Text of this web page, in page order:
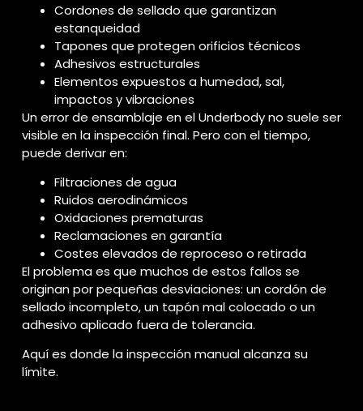
Cordones de sellado que garantizan
estanqueidad
Tapones que protegen orificios técnicos
Adhesivos estructurales
Elementos expuestos a humedad, sal,
impactos y vibraciones
Un error de ensamblaje en el Underbody no suele ser
visible en la inspección final. Pero con el tiempo,
puede derivar en:
Filtraciones de agua
Ruidos aerodinámicos
Oxidaciones prematuras
Reclamaciones en garantía
Costes elevados de reproceso o retirada
El problema es que muchos de estos fallos se
originan por pequeñas desviaciones: un cordón de
sellado incompleto, un tapón mal colocado o un
adhesivo aplicado fuera de tolerancia.
Aquí es donde la inspección manual alcanza su
límite.